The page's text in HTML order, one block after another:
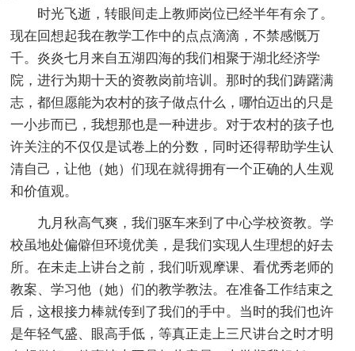
时光飞逝，转眼间走上教师岗位已经半年有余了。
现在回想起我在教学工作中的点点滴滴，不禁感慨万
千。炎炎七月来自五湖四海的我们相聚于湖北经济学
院，进行为期十天的资教岗前培训。那时的我们踌躇满
志，都但愿能为农村的孩子做点什么，哪怕迈出的只是
一小步而已，我想那也是一种进步。对于农村的孩子也
许关注的不仅仅是试卷上的分数，同时还得帮助学生认
清自己，让他（她）们现在就得拥有一个正确的人生观
和价值观。
九月秋高气爽，我们驱车来到了中心学校资教。学
校虽地处偏僻但环境优美，是我们实现人生理想的好去
所。在未走上讲台之前，我们听观摩课、看优秀老师的
教案、学习他（她）们的教学教法。在准备工作结束之
后，这根接力棒就传到了我们的手中。当时的我们也许
是年轻气盛、眼高手低，等真正走上三尺讲台之时才明